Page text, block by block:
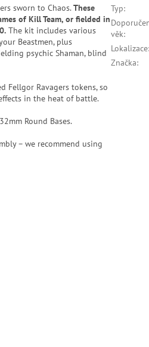
sworn to Chaos.These
of Kill Team, or fielded in
The kit includes various
Beastmen, plus
psychic Shaman, blind
Fellgor Ravagers tokens, so
in the heat of battle.
Round Bases.
– we recommend using
Typ:
věk:
Lokalizace:
Značka: